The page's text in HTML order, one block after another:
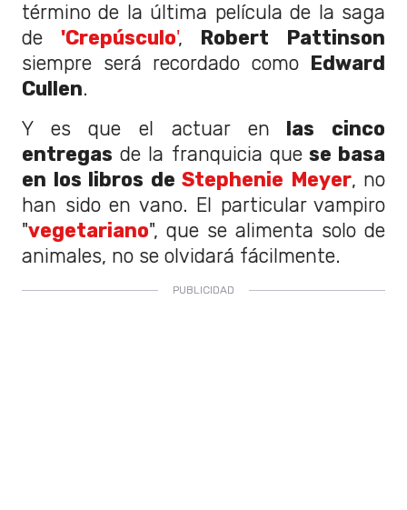
término de la última película de la saga
de 'Crepúsculo', Robert Pattinson
siempre será recordado como Edward
Cullen.
Y es que el actuar en las cinco
entregas de la franquicia quese basa
en los libros de Stephenie Meyer, no
han sido en vano. El particular vampiro
"vegetariano", que se alimenta solo de
animales, no se olvidará fácilmente.